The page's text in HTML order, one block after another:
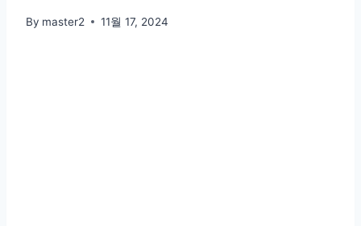
By master2 11월 17, 2024